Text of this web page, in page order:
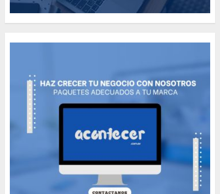
How Many of These Italian
MAYO 14, 2024 811
Need to Know About the
Classic Cars in a Retro
Movie?
The full story of
Thailand’s extraordinary
cave rescue